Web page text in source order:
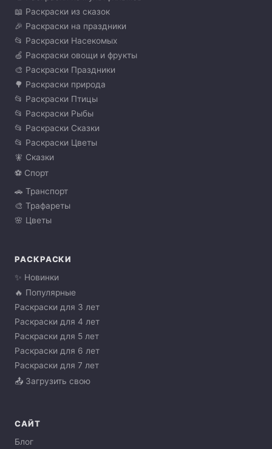
📖 Раскраски из сказок
🎉 Раскраски на праздники
📂 Раскраски Насекомых
🍏 Раскраски овощи и фрукты
🎨 Раскраски Праздники
🌳 Раскраски природа
📂 Раскраски Птицы
📂 Раскраски Рыбы
📂 Раскраски Сказки
📂 Раскраски Цветы
🧚 Сказки
⚽ Спорт
🚗 Транспорт
🎨 Трафареты
🌸 Цветы
РАСКРАСКИ
✨ Новинки
🔥 Популярные
Раскраски для 3 лет
Раскраски для 4 лет
Раскраски для 5 лет
Раскраски для 6 лет
Раскраски для 7 лет
📤 Загрузить свою
САЙТ
Блог